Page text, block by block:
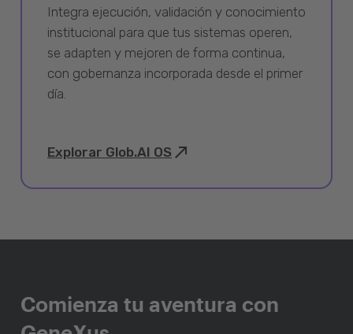
Integra ejecución, validación y conocimiento
institucional para que tus sistemas operen,
se adapten y mejoren de forma continua,
con gobernanza incorporada desde el primer
día.
Explorar Glob.AI OS
Comienza tu aventura con